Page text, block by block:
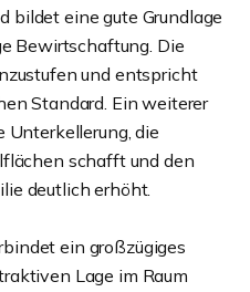
bildet eine gute Grundlage
Bewirtschaftung. Die
und entspricht
Standard. Ein weiterer
Unterkellerung, die
schafft und den
deutlich erhöht.
ein großzügiges
Lage im Raum